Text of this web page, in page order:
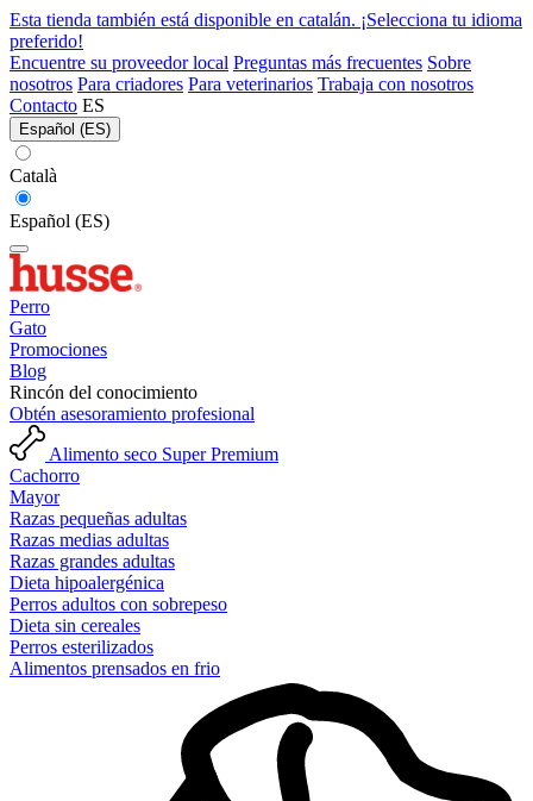
Esta tienda también está disponible en catalán. ¡Selecciona tu idioma
preferido!
Encuentre su proveedor local Preguntas más frecuentes Sobre
nosotros Para criadores Para veterinarios Trabaja con nosotros
Contacto ES
Español (ES)
Català
Español (ES)
Perro
Gato
Promociones
Blog
Rincón del conocimiento
Obtén asesoramiento profesional
Alimento seco Super Premium
Cachorro
Mayor
Razas pequeñas adultas
Razas medias adultas
Razas grandes adultas
Dieta hipoalergénica
Perros adultos con sobrepeso
Dieta sin cereales
Perros esterilizados
Alimentos prensados en frio